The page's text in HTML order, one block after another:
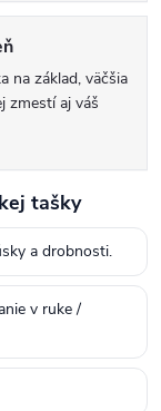
na základ, väčšia
zmestí aj váš
tašky
a drobnosti.
v ruke /